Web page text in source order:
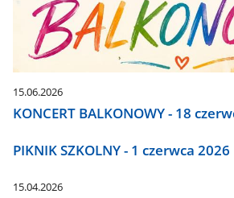
15.06.2026
KONCERT BALKONOWY - 18
PIKNIK SZKOLNY - 1 czerwca 2026
15.04.2026